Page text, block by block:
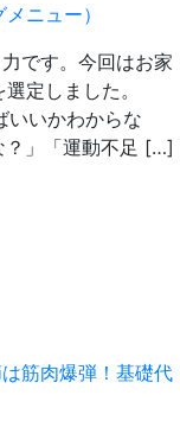
ニュー）
です。今回はお家
定しました。
いいかわからな
？」「運動不足 […]
筋肉爆弾！基礎代